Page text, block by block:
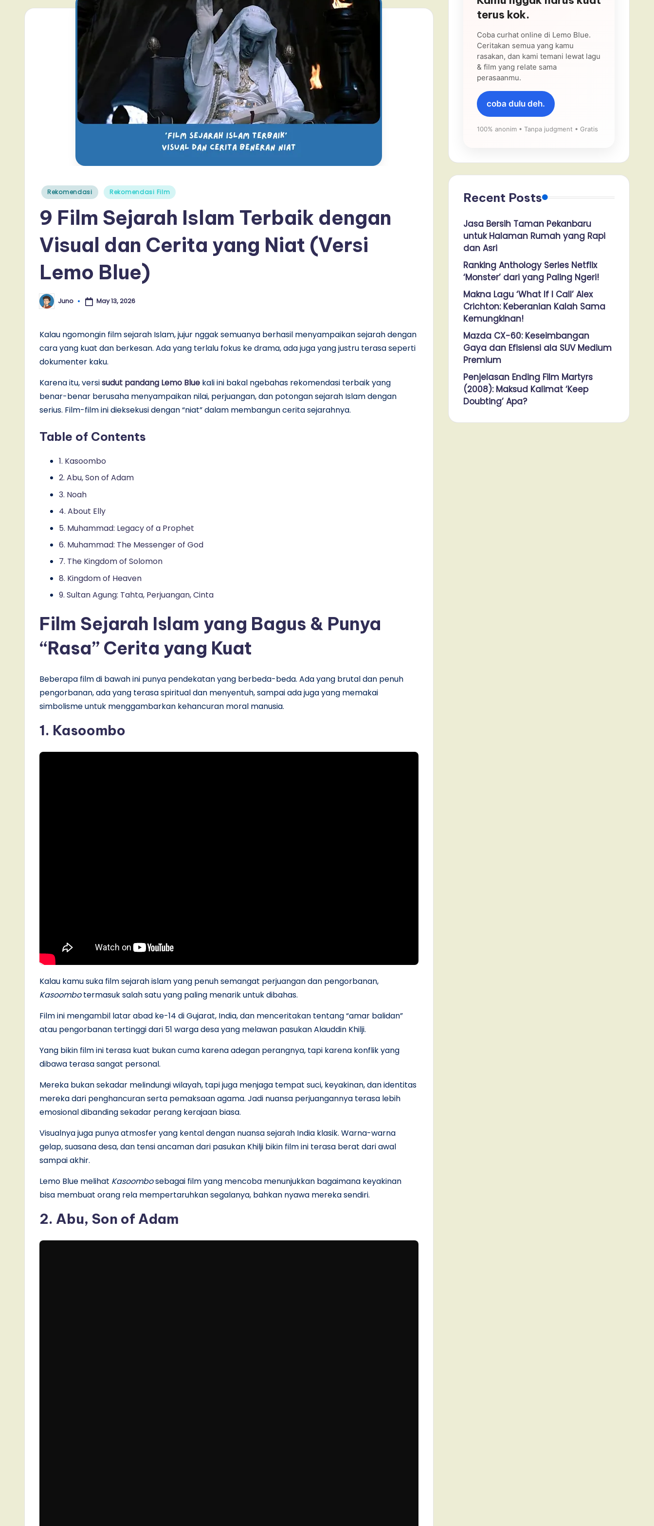
Posted
Rekomendasi Rekomendasi Film
9 Film Sejarah Islam Terbaik dengan
Visual dan Cerita yang Niat (Versi
Lemo Blue)
Posted
by
Juno May 13, 2026
Kalau ngomongin film sejarah Islam, jujur nggak semuanya berhasil menyampaikan sejarah dengan
cara yang kuat dan berkesan. Ada yang terlalu fokus ke drama, ada juga yang justru terasa seperti
dokumenter kaku.
Karena itu, versisudut pandang Lemo Blue kali ini bakal ngebahas rekomendasi terbaik yang
benar-benar berusaha menyampaikan nilai, perjuangan, dan potongan sejarah Islam dengan
serius. Film-film ini dieksekusi dengan “niat” dalam membangun cerita sejarahnya.
Table of Contents
1. Kasoombo
2. Abu, Son of Adam
3. Noah
4. About Elly
5. Muhammad: Legacy of a Prophet
6. Muhammad: The Messenger of God
7. The Kingdom of Solomon
8. Kingdom of Heaven
9. Sultan Agung: Tahta, Perjuangan, Cinta
Film Sejarah Islam yang Bagus & Punya
“Rasa” Cerita yang Kuat
Beberapa film di bawah ini punya pendekatan yang berbeda-beda. Ada yang brutal dan penuh
pengorbanan, ada yang terasa spiritual dan menyentuh, sampai ada juga yang memakai
simbolisme untuk menggambarkan kehancuran moral manusia.
1. Kasoombo
Kalau kamu suka film sejarah islam yang penuh semangat perjuangan dan pengorbanan,
Kasoombotermasuk salah satu yang paling menarik untuk dibahas.
Film ini mengambil latar abad ke-14 di Gujarat, India, dan menceritakan tentang “amar balidan”
atau pengorbanan tertinggi dari 51 warga desa yang melawan pasukan Alauddin Khilji.
Yang bikin film ini terasa kuat bukan cuma karena adegan perangnya, tapi karena konflik yang
dibawa terasa sangat personal.
Mereka bukan sekadar melindungi wilayah, tapi juga menjaga tempat suci, keyakinan, dan identitas
mereka dari penghancuran serta pemaksaan agama. Jadi nuansa perjuangannya terasa lebih
emosional dibanding sekadar perang kerajaan biasa.
Visualnya juga punya atmosfer yang kental dengan nuansa sejarah India klasik. Warna-warna
gelap, suasana desa, dan tensi ancaman dari pasukan Khilji bikin film ini terasa berat dari awal
sampai akhir.
Lemo Blue melihat Kasoombosebagai film yang mencoba menunjukkan bagaimana keyakinan
bisa membuat orang rela mempertaruhkan segalanya, bahkan nyawa mereka sendiri.
2. Abu, Son of Adam
terus kok.
Coba curhat online di Lemo Blue.
Ceritakan semua yang kamu
rasakan, dan kami temani lewat lagu
& film yang relate sama
perasaanmu.
coba dulu deh.
100% anonim • Tanpa judgment • Gratis
Recent Posts
Jasa Bersih Taman Pekanbaru
untuk Halaman Rumah yang Rapi
dan Asri
Ranking Anthology Series Netflix
‘Monster’ dari yang Paling Ngeri!
Makna Lagu ‘What If I Call’ Alex
Crichton: Keberanian Kalah Sama
Kemungkinan!
Mazda CX-60: Keseimbangan
Gaya dan Efisiensi ala SUV Medium
Premium
Penjelasan Ending Film Martyrs
(2008): Maksud Kalimat ‘Keep
Doubting’ Apa?